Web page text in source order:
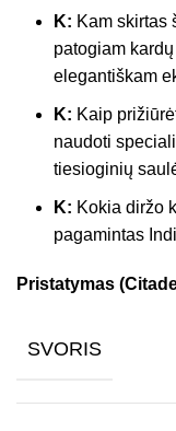
K: Kam skirtas
patogiam
elegantiškam
K: Kaip
naudoti
tiesioginių
K: Kokia diržo
pagamintas
Pristatymas
SVORIS